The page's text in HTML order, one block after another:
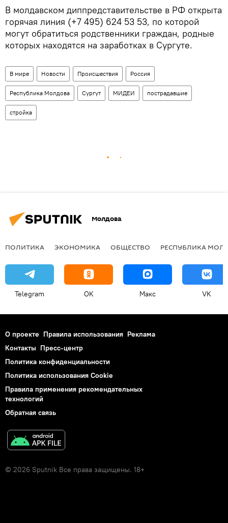
В молдавском диппредставительстве в РФ открыта
горячая линия (+7 495) 624 53 53, по которой
могут обратиться родственники граждан, родные
которых находятся на заработках в Сургуте.
В мире Новости Происшествия Россия
Республика Молдова Сургут МИДЕИ пострадавшие
стройка
Молдова
ПОЛИТИКА ЭКОНОМИКА ОБЩЕСТВО РЕСПУБЛИКА
Telegram OK Макс VK
О проекте Правила использования Реклама
Контакты Пресс-центр
Политика конфиденциальности
Политика использования Cookie
Правила применения рекомендательных
технологий
Обратная связь
© 2026 Sputnik Все права защищены. 18+